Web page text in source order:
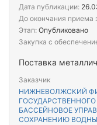
Поставка
Заказчик
НИЖНЕВОЛЖСКИЙ
БАССЕЙНОВОЕ
СОХРАНЕНИЮ
Дата публикации:
До окончания приема
Этап: Опубликовано
Закупка с